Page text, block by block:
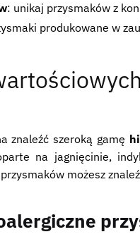
: unikaj przysmaków z
produkowane w
znaleźć szeroką gamę
na jagnięcinie,
możesz